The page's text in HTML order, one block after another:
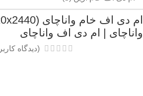
واناچای | ام دی اف واناچای
(دیدگاه کاربر